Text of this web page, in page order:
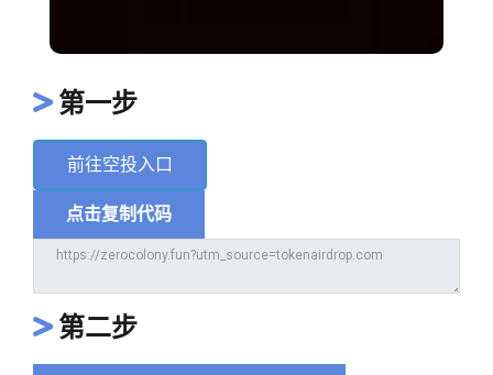
第一步
前往空投入口
点击复制代码
第二步